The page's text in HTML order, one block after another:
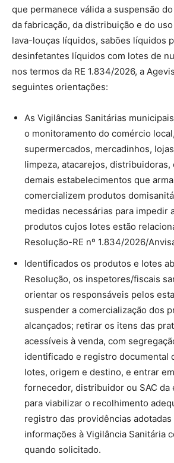
que permanece válida a suspensão
da fabricação, da distribuição e do
lava-louças líquidos, sabões líquidos
desinfetantes líquidos com lotes de
nos termos da RE 1.834/2026, a
seguintes orientações:
As Vigilâncias Sanitárias
o monitoramento do comércio
supermercados, mercadinhos,
limpeza, atacarejos, distribuidoras,
demais estabelecimentos que
comercializem produtos
medidas necessárias para impedir
produtos cujos lotes estão
Resolução-RE nº 1.834/2026/
Identificados os produtos e lotes
Resolução, os inspetores/fiscais
orientar os responsáveis pelos
suspender a comercialização dos
alcançados; retirar os itens das
acessíveis à venda, com
identificado e registro documental
lotes, origem e destino, e entrar
fornecedor, distribuidor ou SAC da
para viabilizar o recolhimento
registro das providências
informações à Vigilância Sanitária
quando solicitado.